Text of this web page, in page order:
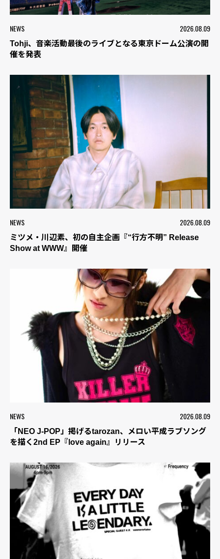
NEWS 2026.08.09
Tohji、音楽活動最後のライブとなる東京ドーム公演の開
催を発表
NEWS 2026.08.09
ミツメ・川辺素、初の自主企画『“行方不明” Release
Show at WWW』開催
NEWS 2026.08.09
「NEO J-POP」掲げるtarozan、メロい平成ラブソング
を描く2nd EP『love again』リリース